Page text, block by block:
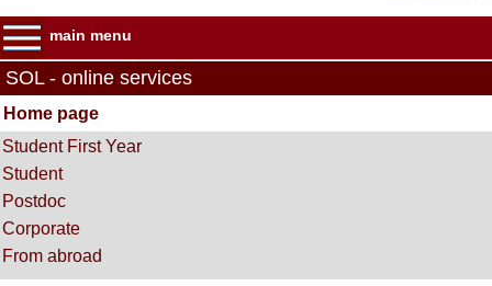
main menu
SOL - online services
Home page
Student First Year
Student
Postdoc
Corporate
From abroad